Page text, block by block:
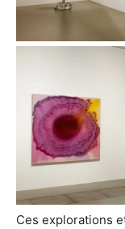
Ces explorations